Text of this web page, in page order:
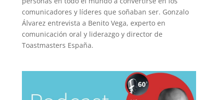
comunicadores y líderes que soñaban ser. Gonzalo
Álvarez entrevista a Benito Vega, experto en
comunicación oral y liderazgo y director de
Toastmasters España.